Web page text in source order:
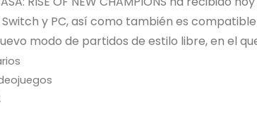
y PC, así como también es
modo de partidos de estilo libre, en el